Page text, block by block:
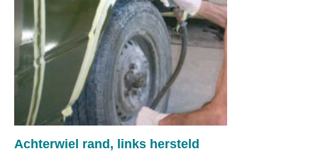
Achterwiel rand, links hersteld